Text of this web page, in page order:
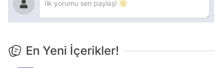
En Yeni İçerikler!